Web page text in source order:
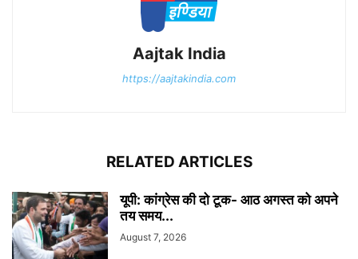
Aajtak India
https://aajtakindia.com
RELATED ARTICLES
यूपी: कांग्रेस की दो टूक- आठ अगस्त को अपने
तय समय...
August 7, 2026